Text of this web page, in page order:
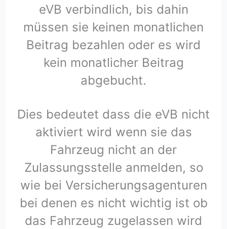
eVB verbindlich, bis dahin
müssen sie keinen monatlichen
Beitrag bezahlen oder es wird
kein monatlicher Beitrag
abgebucht.
Dies bedeutet dass die eVB nicht
aktiviert wird wenn sie das
Fahrzeug nicht an der
Zulassungsstelle anmelden, so
wie bei Versicherungsagenturen
bei denen es nicht wichtig ist ob
das Fahrzeug zugelassen wird